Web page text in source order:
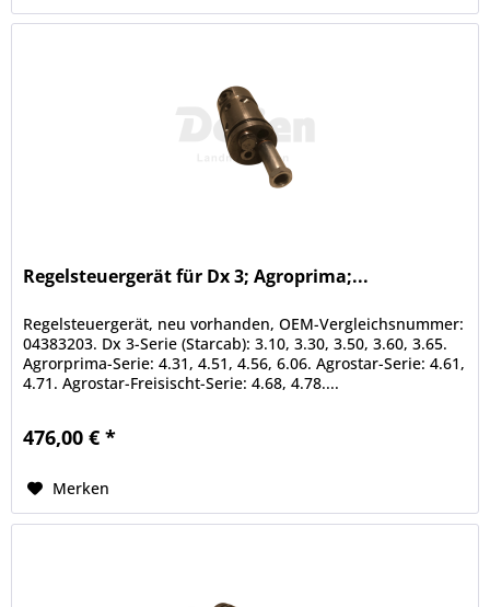
Regelsteuergerät für Dx 3; Agroprima;...
Regelsteuergerät, neu vorhanden, OEM-Vergleichsnummer:
04383203. Dx 3-Serie (Starcab): 3.10, 3.30, 3.50, 3.60, 3.65.
Agrorprima-Serie: 4.31, 4.51, 4.56, 6.06. Agrostar-Serie: 4.61,
4.71. Agrostar-Freisischt-Serie: 4.68, 4.78....
476,00 € *
Merken